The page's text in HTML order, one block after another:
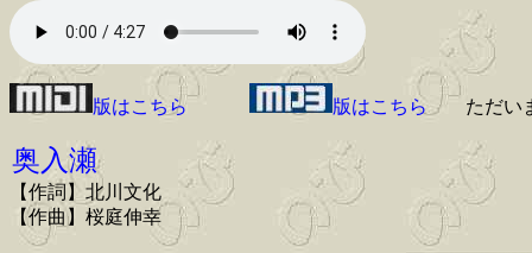
版はこちら 版はこちらただい
奥入瀬
【作詞】北川文化
【作曲】桜庭伸幸